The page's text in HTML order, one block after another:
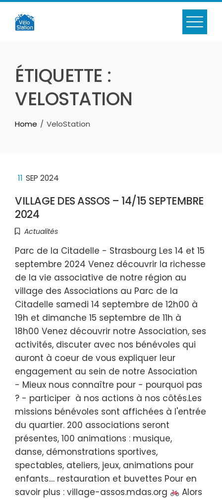
Skip
content
ÉTIQUETTE :
VELOSTATION
Home VeloStation
11 SEP 2024
VILLAGE DES ASSOS – 14/15 SEPTEMBRE
2024
Actualités
Parc de la Citadelle - Strasbourg Les 14 et 15
septembre 2024 Venez découvrir la richesse
de la vie associative de notre région au
village des Associations au Parc de la
Citadelle samedi 14 septembre de 12h00 à
19h et dimanche 15 septembre de 11h à
18h00 Venez découvrir notre Association, ses
activités, discuter avec nos bénévoles qui
auront à coeur de vous expliquer leur
engagement au sein de notre Association
- Mieux nous connaître pour - pourquoi pas
? - participer à nos actions à nos côtés.Les
missions bénévoles sont affichées à l'entrée
du quartier. 200 associations seront
présentes, 100 animations : musique,
danse, démonstrations sportives,
spectables, ateliers, jeux, animations pour
enfants.... restauration et buvettes Pour en
savoir plus : village-assos.mdas.org
Alors